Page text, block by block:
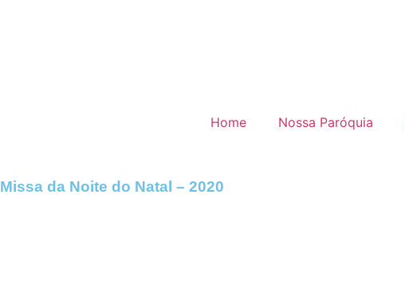
Home Nossa Paróquia
Missa da Noite do Natal – 2020